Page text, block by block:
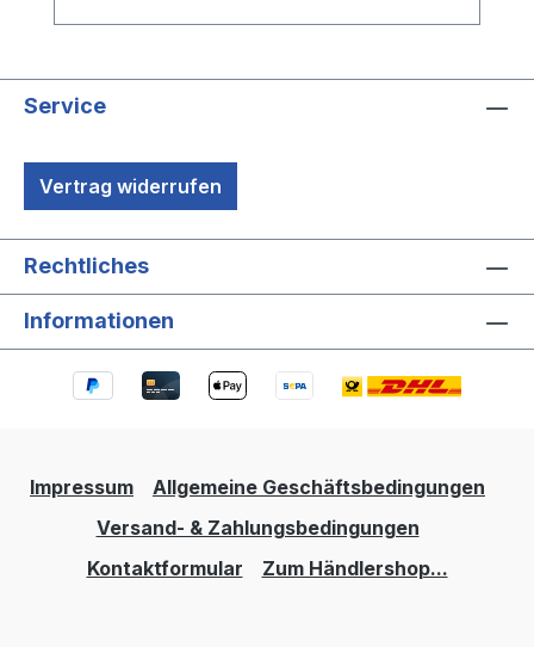
Service
Vertrag widerrufen
Rechtliches
Informationen
Impressum
Allgemeine Geschäftsbedingungen
Versand- & Zahlungsbedingungen
Kontaktformular
Zum Händlershop...